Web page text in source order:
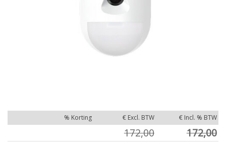
% Korting € Excl. BTW € Incl. % BTW
172,00 172,00